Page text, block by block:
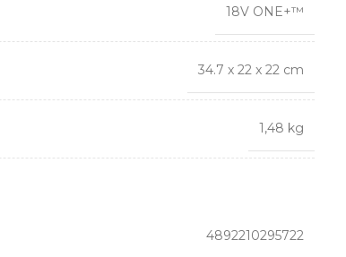
18V ONE+™
34.7 x 22 x 22 cm
1,48 kg
4892210295722